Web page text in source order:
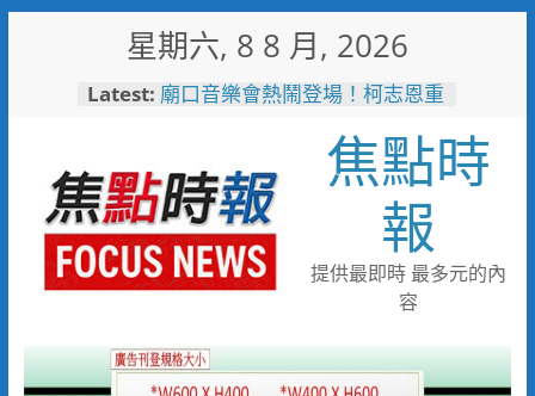
星期六, 8 8 月, 2026
Latest: 廟口音樂會熱鬧登場！柯志恩重
起於無心成於熱愛 王貴嬋現代
水墨個展
甜蜜上市！黃偉哲力推歸仁大目
釋迦，邀全民體驗採果樂兼做公
益
彰化市模範父親表揚活動
2026王功漁火節88節連二天
祈福嘉年華千人烤蚵首先登場
焦點時
報
提供最即時 最多元的內
容